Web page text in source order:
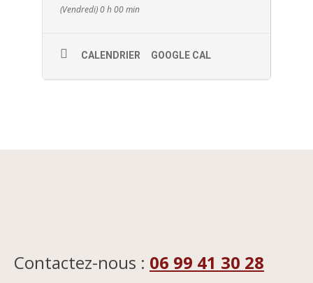
(Vendredi) 0 h 00 min
CALENDRIER GOOGLE CAL
Contactez-nous : 06 99 41 30 28